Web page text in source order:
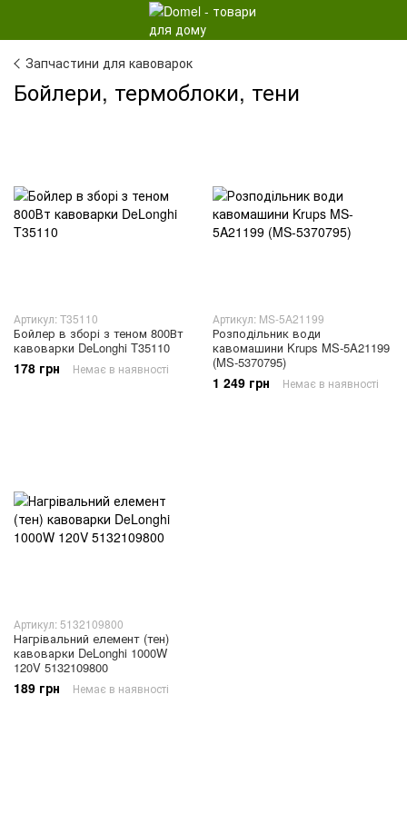
Запчастини для кавоварок
Бойлери, термоблоки, тени
Артикул: T35110
Бойлер в зборі з теном 800Вт
кавоварки DeLonghi T35110
178 грн Немає в наявності
Артикул: MS-5A21199
Розподільник води
кавомашини Krups MS-5A21199
(MS-5370795)
1 249 грн Немає в наявності
Артикул: 5132109800
Нагрівальний елемент (тен)
кавоварки DeLonghi 1000W
120V 5132109800
189 грн Немає в наявності